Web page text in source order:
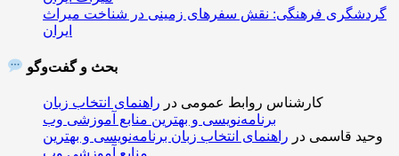
گردشگری فرهنگی: نقش سفرهای زمینی در شناخت میراث
ایران
بحث و گفت‌وگو
کارشناس روابط عمومی در راهنمای انتخاب زبان
برنامه‌نویسی و بهترین منابع آموزشی وب
وحید قاسمی در راهنمای انتخاب زبان برنامه‌نویسی و بهترین
منابع آموزشی وب